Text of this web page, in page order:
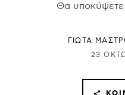
Θα
ΓΙΩΤΑ
23